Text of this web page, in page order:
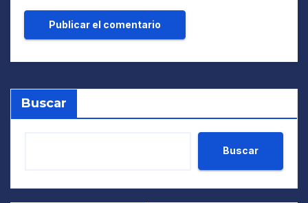
Buscar
Buscar